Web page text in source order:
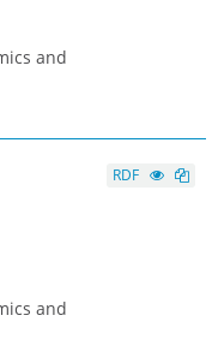
and
and
RDF